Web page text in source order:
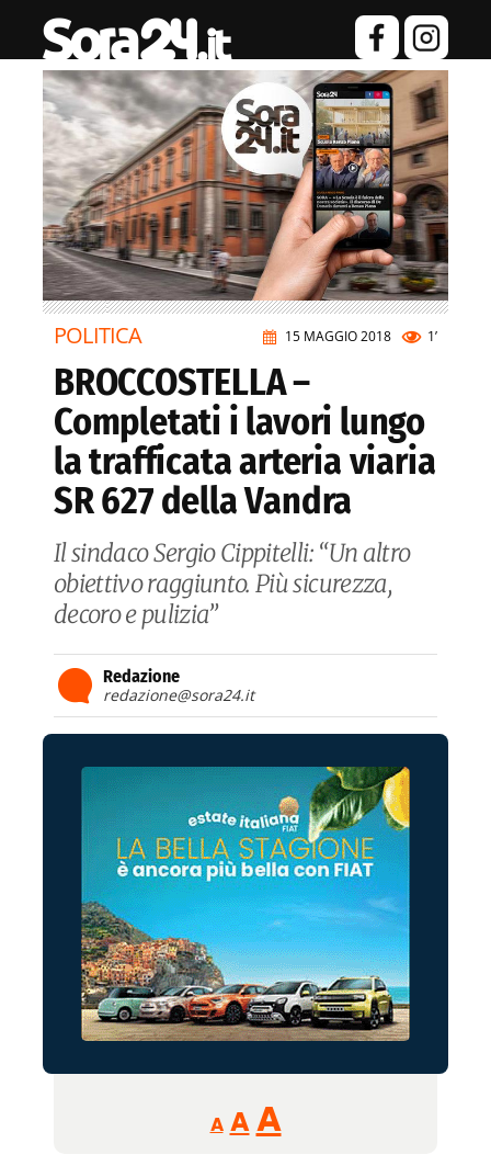
15 MAGGIO 2018 1’
POLITICA
BROCCOSTELLA –
Completati i lavori lungo
la trafficata arteria viaria
SR 627 della Vandra
Il sindaco Sergio Cippitelli: “Un altro
obiettivo raggiunto. Più sicurezza,
decoro e pulizia”
Redazione
redazione@sora24.it
A
Reducir
tamaño
A Restablecer
AAumentar